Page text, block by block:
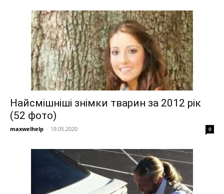
Найсмішніші знімки тварин за 2012 рік
(52 фото)
maxwelhelp - 19.05.2020 0